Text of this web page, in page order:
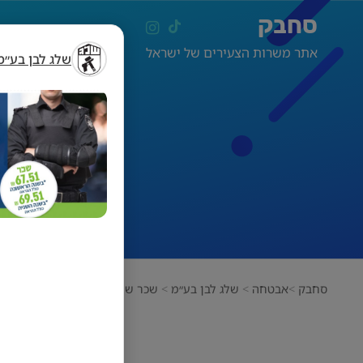
שלג לבן
סחבק
אתר משרות הצעירים של ישראל
שכר של
סחבק אבטחה שלג לבן בע״מ שכר של 69+!! הצטרפו אלינו!